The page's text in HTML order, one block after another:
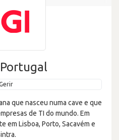
Portugal
que nasceu numa cave e que
de TI do mundo. Em
em Lisboa, Porto, Sacavém e